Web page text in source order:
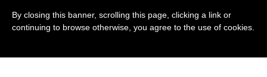
By closing this banner, scrolling this page, clicking a link or
continuing to browse otherwise, you agree to the use of cookies.